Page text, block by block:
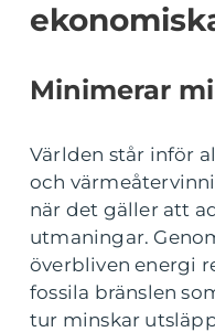
Minimerar
Världen står inför
och
när det gäller att
utmaningar.
överbliven energi
fossila bränslen
tur minskar